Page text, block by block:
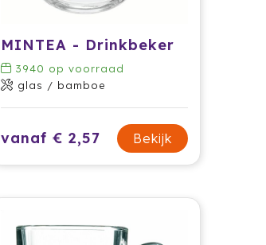
MINTEA - Drinkbeker
3940 op voorraad
glas / bamboe
vanaf € 2,57 Bekijk